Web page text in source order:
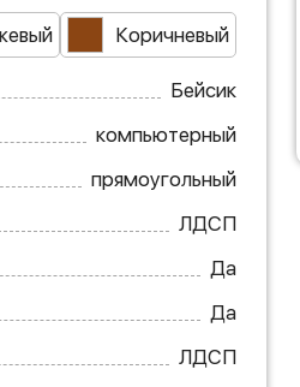
Коричневый
Бейсик
компьютерный
прямоугольный
ЛДСП
Да
Да
ЛДСП